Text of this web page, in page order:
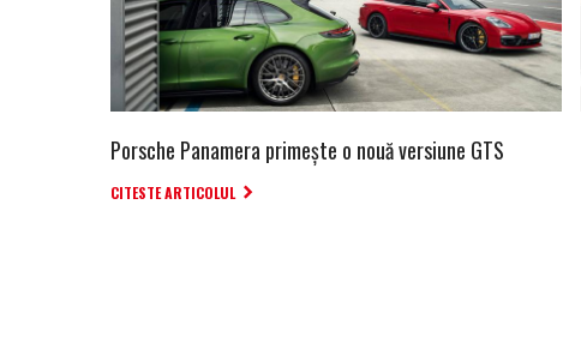
Porsche Panamera primește o nouă versiune GTS
CITESTE ARTICOLUL